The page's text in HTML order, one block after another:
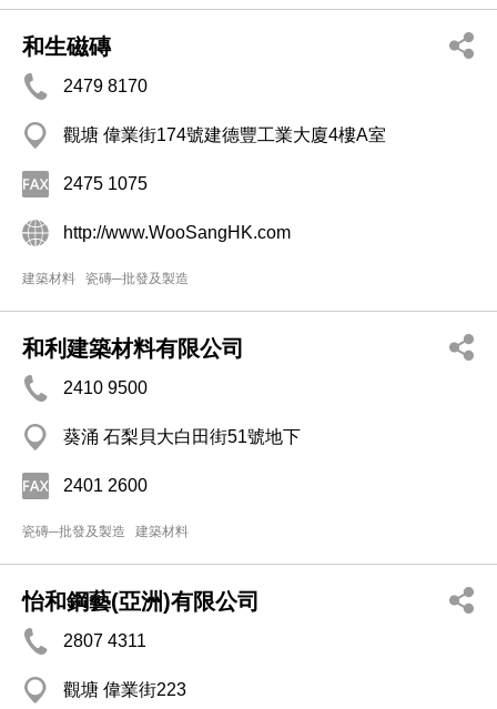
和生磁磚
2479 8170
觀塘 偉業街174號建德豐工業大廈4樓A室
2475 1075
http://www.WooSangHK.com
建築材料 瓷磚─批發及製造
和利建築材料有限公司
2410 9500
葵涌 石梨貝大白田街51號地下
2401 2600
瓷磚─批發及製造 建築材料
怡和鋼藝(亞洲)有限公司
2807 4311
觀塘 偉業街223